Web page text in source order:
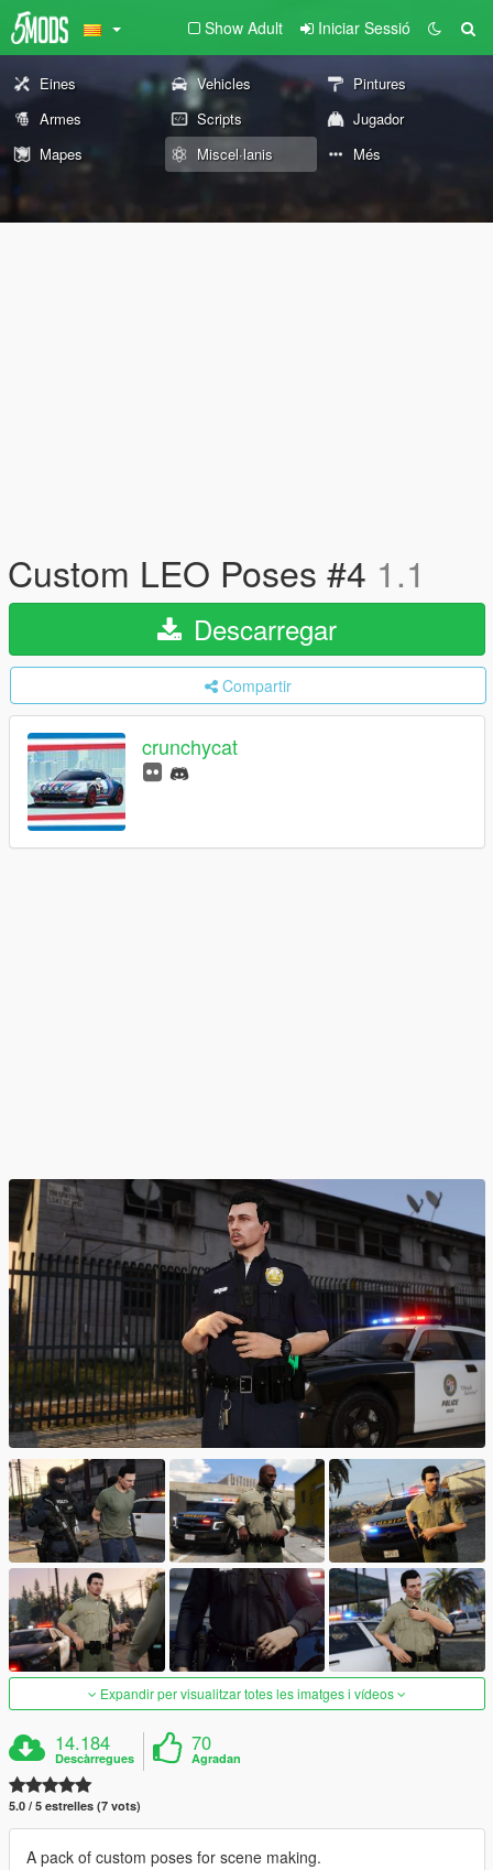
Show Adult Iniciar Sessió
Eines Vehicles
Pintures
Armes
Scripts
Jugador
Mapes
Miscel·lanis Més
Custom LEO Poses #4 1.1
Descarregar
Compartir
crunchycat
Expandir per visualitzar totes les imatges i vídeos
14.184
Descàrregues
70
Agradan
5.0 / 5 estrelles (7 vots)
A pack of custom poses for scene making.